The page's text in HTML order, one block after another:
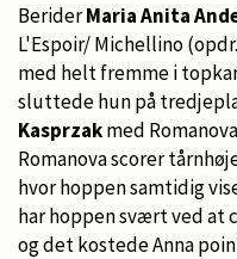
BeriderMaria Anita
L'Espoir/ Michellino
med helt fremme i
sluttede hun på
Kasprzakmed
Romanova scorer
hvor hoppen samtidig
har hoppen svært ved at
og det kostede Anna